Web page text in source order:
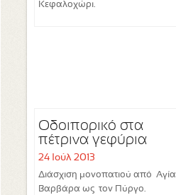
Κεφαλοχώρι.
Οδοιπορικό στα
πέτρινα γεφύρια
24 Ιούλ 2013
Διάσχιση μονοπατιού από Αγία
Βαρβάρα ως τον Πύργο.